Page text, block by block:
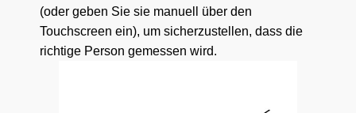
(oder geben Sie sie manuell über den
Touchscreen ein), um sicherzustellen, dass die
richtige Person gemessen wird.